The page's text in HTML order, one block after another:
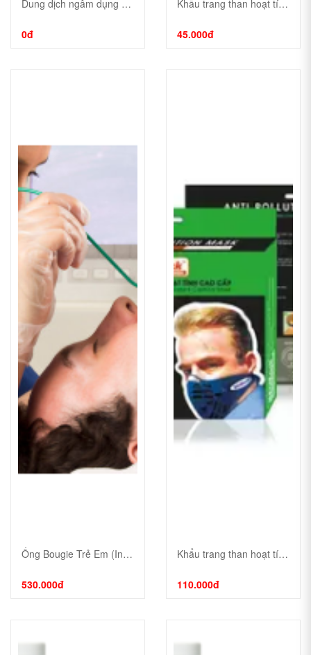
Dung dịch ngâm dụng cụ Hexanios G+R 1 lít, 5 lít
0đ
Khẩu trang than hoạt tính cao cấp Neomask VC65
45.000đ
Ống Bougie Trẻ Em (Intersurgical) 10Fr OD 3.3mm
530.000đ
Khẩu trang than hoạt tính cao cấp Neomask NM
110.000đ